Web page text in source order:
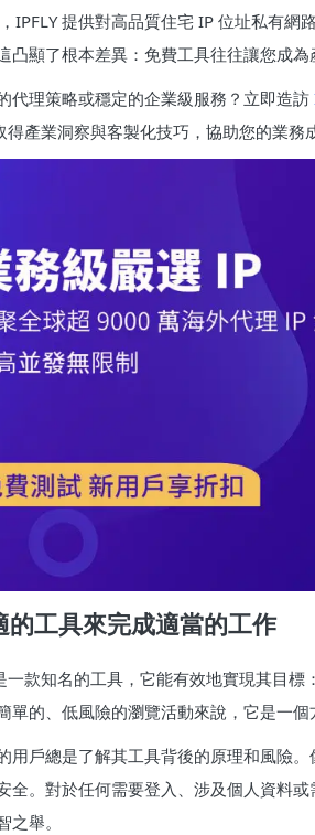
IPFLY 提供對高品質住宅 IP 位址私有
凸顯了根本差異：免費工具往往讓您成
代理策略或穩定的企業級服務？立即造訪
得產業洞察與客製化技巧，協助您的業務
的工具來完成適當的工作
款知名的工具，它能有效地實現其目
單的、低風險的瀏覽活動來說，它是一個
用戶總是了解其工具背後的原理和風險
全。對於任何需要登入、涉及個人資料
之舉。